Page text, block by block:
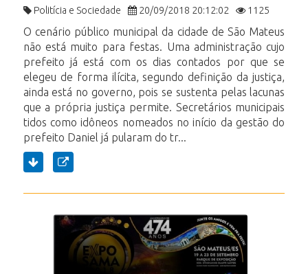
Politícia e Sociedade 20/09/2018 20:12:02 1125
O cenário público municipal da cidade de São Mateus
não está muito para festas. Uma administração cujo
prefeito já está com os dias contados por que se
elegeu de forma ilícita, segundo definição da justiça,
ainda está no governo, pois se sustenta pelas lacunas
que a própria justiça permite. Secretários municipais
tidos como idôneos nomeados no início da gestão do
prefeito Daniel já pularam do tr...